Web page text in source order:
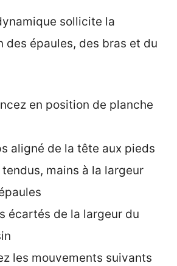
sollicite la
des épaules, des bras et du
en position de planche
aligné de la tête aux pieds
tendus, mains à la largeur
écartés de la largeur du
les mouvements suivants